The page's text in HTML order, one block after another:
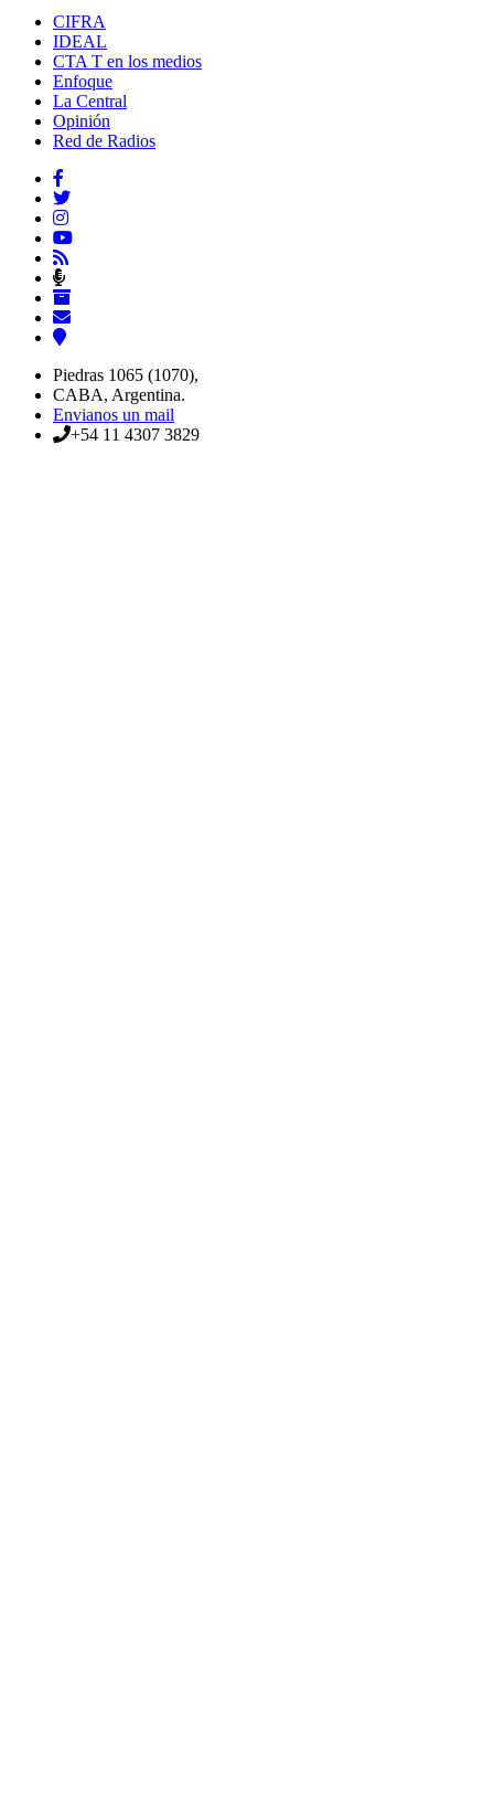
CIFRA
IDEAL
CTA T en los medios
Enfoque
La Central
Opinión
Red de Radios
Piedras 1065 (1070),
CABA, Argentina.
Envianos un mail
+54 11 4307 3829